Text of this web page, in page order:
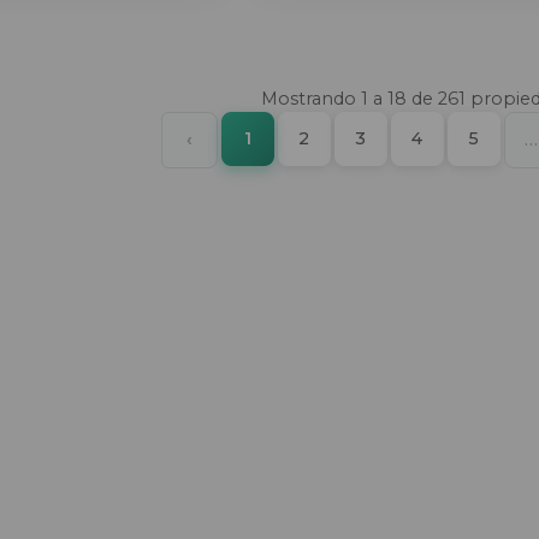
Mostrando 1 a 18 de 261
‹Previous
1(current)
2 3 4 5 …